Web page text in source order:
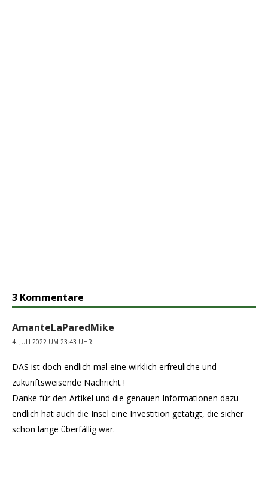
3 Kommentare
AmanteLaParedMike
4. JULI 2022 UM 23:43 UHR
DAS ist doch endlich mal eine wirklich erfreuliche und
zukunftsweisende Nachricht !
Danke für den Artikel und die genauen Informationen dazu –
endlich hat auch die Insel eine Investition getätigt, die sicher
schon lange überfällig war.